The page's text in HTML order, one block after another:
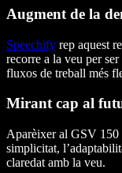
Augment de la
Speechify rep aquest
recorre a la veu per
fluxos de treball més
Mirant cap al
Aparèixer al GSV 150
simplicitat,
claredat amb la veu.